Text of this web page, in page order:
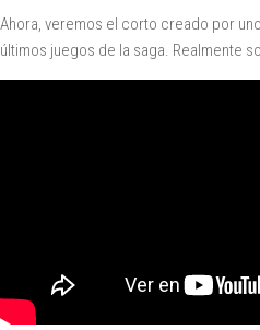
Ahora, veremos el corto creado por
últimos juegos de la saga. Realmente